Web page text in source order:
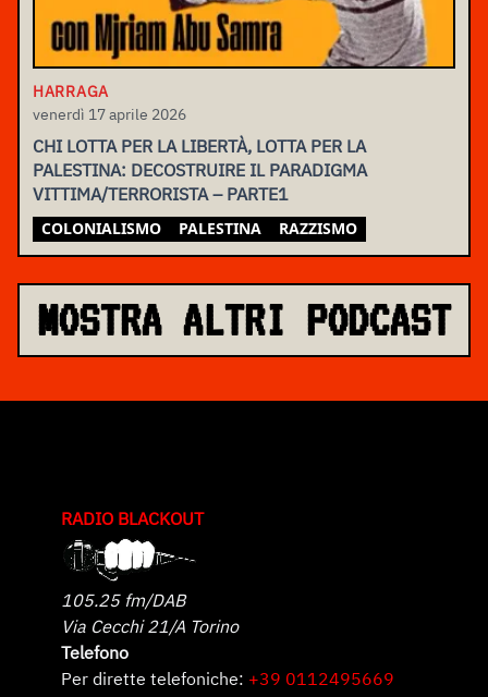
HARRAGA
venerdì 17 aprile 2026
CHI LOTTA PER LA LIBERTÀ, LOTTA PER LA
PALESTINA: DECOSTRUIRE IL PARADIGMA
VITTIMA/TERRORISTA – PARTE1
COLONIALISMO PALESTINA RAZZISMO
MOSTRA ALTRI PODCAST
RADIO BLACKOUT
105.25 fm/DAB
Via Cecchi 21/A Torino
Telefono
Per dirette telefoniche: +39 0112495669